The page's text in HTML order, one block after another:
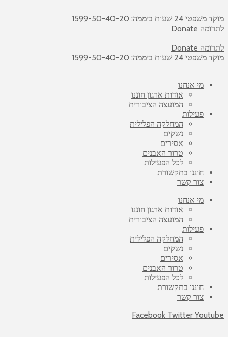
מוקד משפטי 24 שעות ביממה: 1599-50-40-20
לתרומה Donate
לתרומה Donate
מוקד משפטי 24 שעות ביממה: 1599-50-40-20
מי אנחנו
אודות ארגון חוננו
המועצה הציבורית
פעילות
המחלקה הפלילית
נשקים
אסירים
טרור האבנים
לכל הפעילות
חוננו בתקשורת
צור קשר
מי אנחנו
אודות ארגון חוננו
המועצה הציבורית
פעילות
המחלקה הפלילית
נשקים
אסירים
טרור האבנים
לכל הפעילות
חוננו בתקשורת
צור קשר
Facebook Twitter Youtube